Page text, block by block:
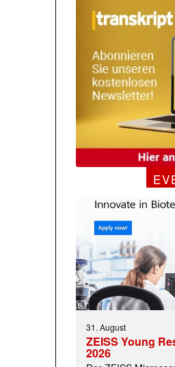
31. August
ZEISS Young
2026